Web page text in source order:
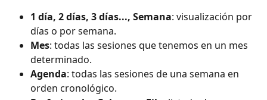
1 día, 2 días, 3 días..., Semana: visualización por
días o por semana.
Mes: todas las sesiones que tenemos en un mes
determinado.
Agenda: todas las sesiones de una semana en
orden cronológico.